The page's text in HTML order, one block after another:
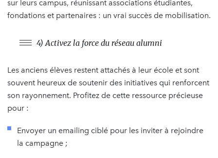
sur leurs campus, réunissant associations étudiantes,
fondations et partenaires : un vrai succès de mobilisation.
4) Activez la force du réseau alumni
Les anciens élèves restent attachés à leur école et sont
souvent heureux de soutenir des initiatives qui renforcent
son rayonnement. Profitez de cette ressource précieuse
pour :
Envoyer un emailing ciblé pour les inviter à rejoindre
la campagne ;